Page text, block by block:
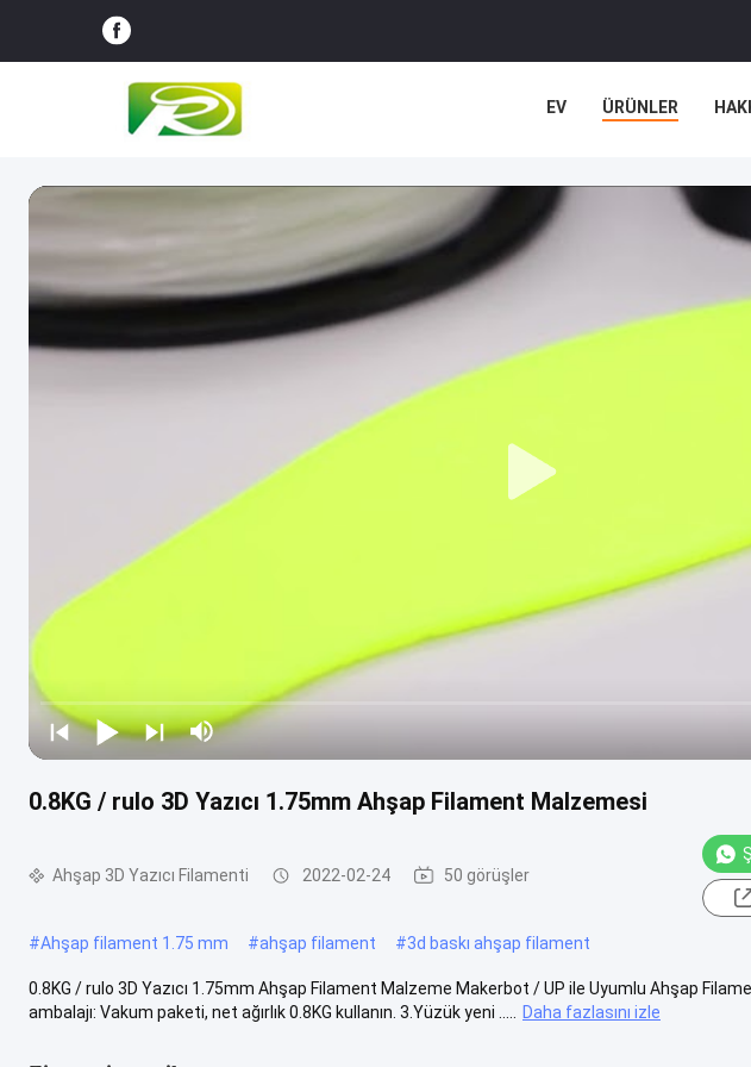
EV ÜRÜNLER
0.8KG / rulo 3D Yazıcı 1.75mm Ahşap Filament Malzemesi
Ahşap 3D Yazıcı Filamenti 2022-02-24 50 görüşler
#Ahşap filament 1.75 mm #ahşap filament #3d baskı ahşap filament
0.8KG / rulo 3D Yazıcı 1.75mm Ahşap Filament Malzeme Makerbot / UP ile Uyumlu Ahşap
ambalajı: Vakum paketi, net ağırlık 0.8KG kullanın. 3.Yüzük yeni .....
Daha fazlasını izle